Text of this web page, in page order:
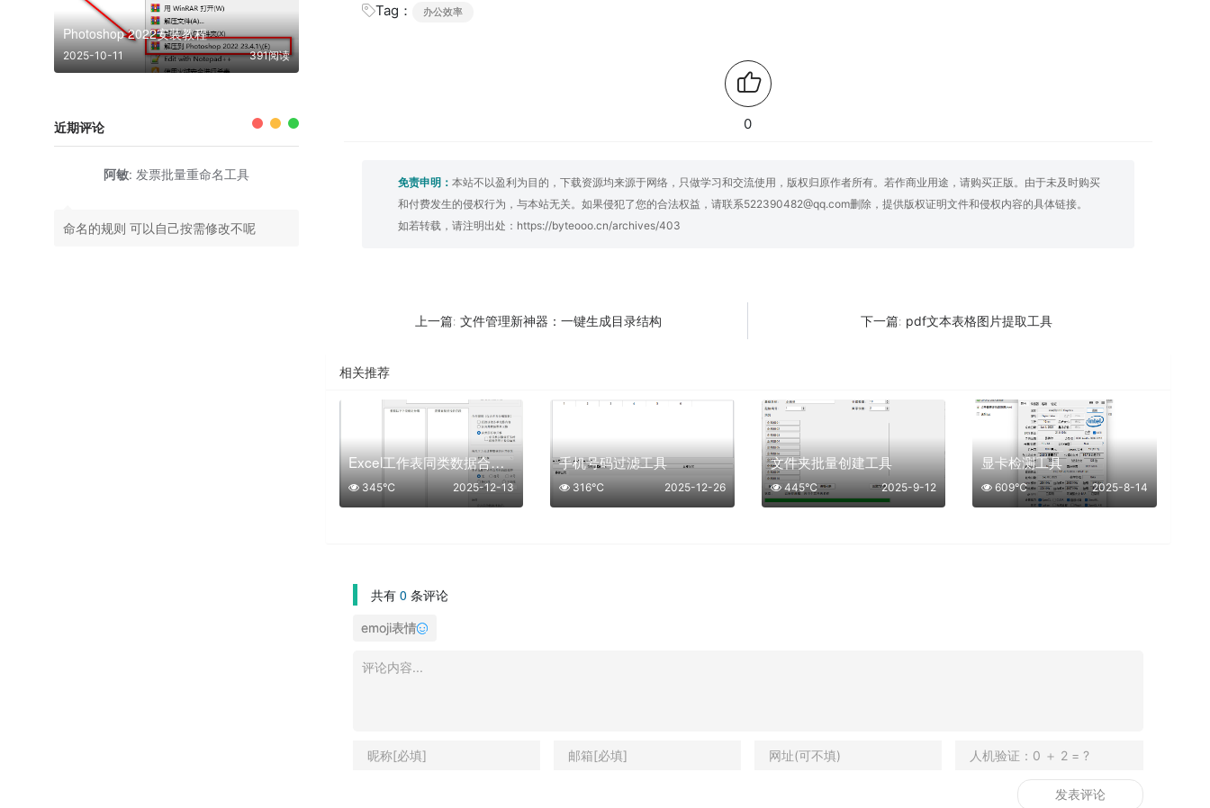
Tag： 办公效率
0
免责申明： 本站不以盈利为目的，下载资源均来源于网络，只做学习和交流使用，版权归原作者所有。若作商业用途，请购买正版。由于未及时购买
和付费发生的侵权行为，与本站无关。如果侵犯了您的合法权益，请联系522390482@qq.com删除，提供版权证明文件和侵权内容的具体链接。
如若转载，请注明出处： https://byteooo.cn/archives/403
上一篇: 文件管理新神器：一键生成目录结构 下一篇: pdf文本表格图片提取工具
相关推荐
Excel工作表同类数据合并工具
2025-12-13
345℃
手机号码过滤工具
2025-12-26
316℃
文件夹批量创建工具
2025-9-12
445℃
显卡检测工具
2025-8-14
609℃
共有 0 条评论
emoji表情
Photoshop 2022安装教程
2025-10-11 391阅读
近期评论
阿敏: 发票批量重命名工具
命名的规则 可以自己按需修改不呢